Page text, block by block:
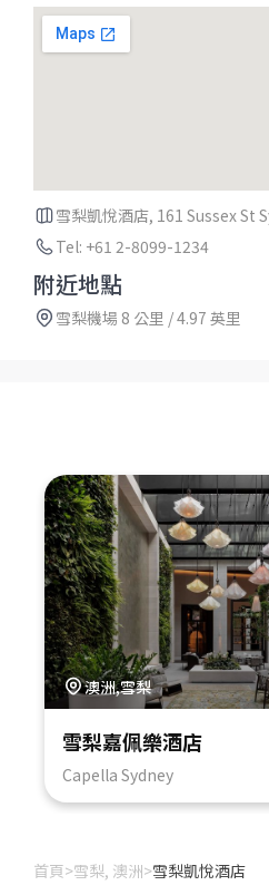
雪梨凱悅酒店, 161 Sussex St
Tel: +61 2-8099-1234
附近地點
雪梨機場 8 公里 / 4.97 英里
澳洲,雪梨
雪梨嘉佩樂酒店
Capella Sydney
首頁>雪梨, 澳洲>雪梨凱悅酒店